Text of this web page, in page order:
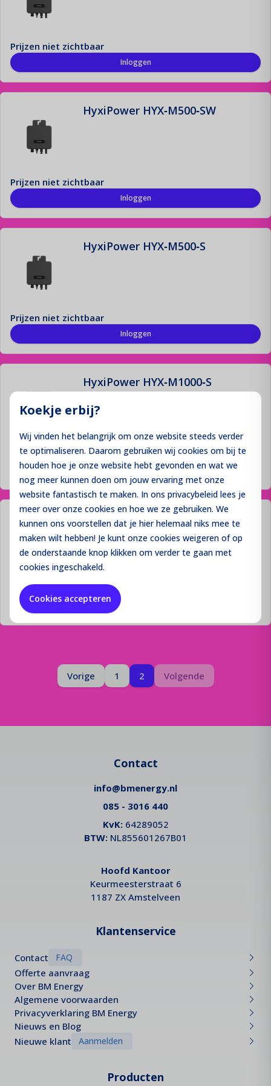
Koekje erbij?
Wij vinden het belangrijk om onze website steeds verder
te optimaliseren. Daarom gebruiken wij cookies om bij te
houden hoe je onze website hebt gevonden en wat we
nog meer kunnen doen om jouw ervaring met onze
website fantastisch te maken. In ons privacybeleid lees je
meer over onze cookies en hoe we ze gebruiken. We
kunnen ons voorstellen dat je hier helemaal niks mee te
maken wilt hebben! Je kunt onze cookies weigeren of op
de onderstaande knop klikken om verder te gaan met
cookies ingeschakeld.
Cookies accepteren
De fundering van jouw zonne-installatie!
Offerte aanvraag
Prijzen niet zichtbaar
Inloggen
HyxiPower HYX‑M500‑SW
Prijzen niet zichtbaar
Inloggen
HyxiPower HYX‑M500‑S
Prijzen niet zichtbaar
Inloggen
HyxiPower HYX‑M1000‑S
Prijzen niet zichtbaar
Inloggen
HyxiPower HYX‑M1600‑S
Prijzen niet zichtbaar
Inloggen
Vorige
Pagina 1 Je bent op pagina
2 Volgende
Pagina
Contact
info@bmenergy.nl
085 - 3016 440
KvK:64289052
BTW: NL855601267B01
Hoofd Kantoor
Keurmeesterstraat 6
1187 ZX Amstelveen
Klantenservice
Contact FAQ
Offerte aanvraag
Over BM Energy
Algemene voorwaarden
Privacyverklaring BM Energy
Nieuws en Blog
Nieuwe klant
Aanmelden
Producten